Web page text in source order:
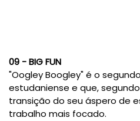
09 - BIG FUN
"Oogley Boogley" é o
estudaniense e que,
transição do seu áspero de
trabalho mais focado.